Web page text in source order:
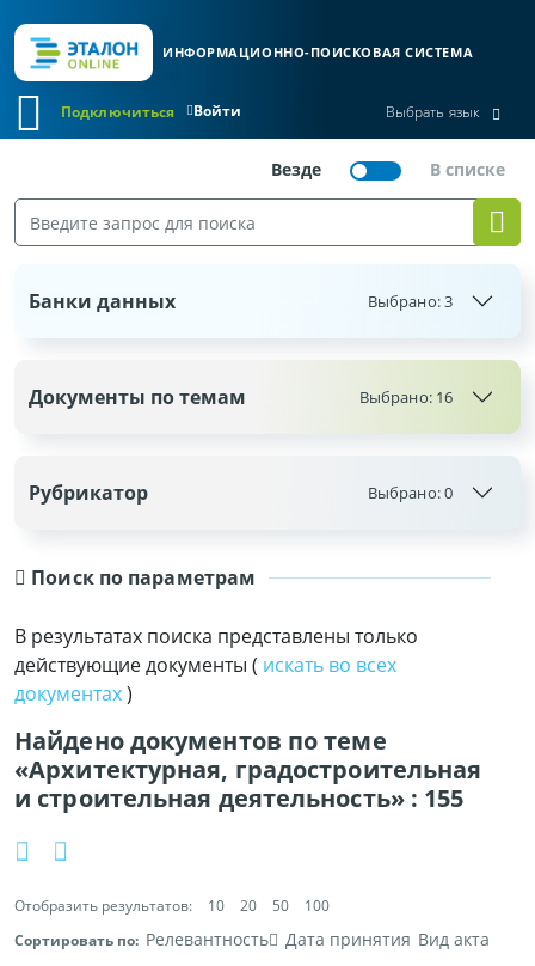
ИНФОРМАЦИОННО-ПОИСКОВАЯ СИСТЕМА
Войти
Подключиться Выбрать язык
Поиск по параметрам
В результатах поиска представлены только
действующие документы ( искать во всех
документах)
Найдено документов по теме
«Архитектурная, градостроительная
и строительная деятельность» : 155
Отобразить результатов: 10 20 50
100
Сортировать по: Релевантность Дата принятия Вид акта
Банки данных Выбрано:3
Документы по темам Выбрано: 16
Рубрикатор Выбрано:0